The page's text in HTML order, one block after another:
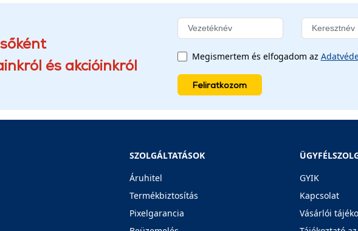
és akcióinkról
Megismertem és elfogadom az
Feliratkozom
SZOLGÁLTATÁSOK
Áruhitel
Termékbiztosítás
Pixelgarancia
GYIK
Kapcsolat
Vásárlói